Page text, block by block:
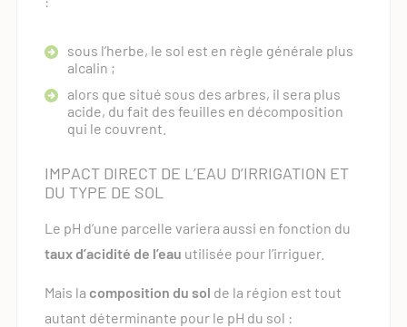
sous l’herbe, le sol est en règle générale plus
alcalin ;
alors que situé sous des arbres, il sera plus
acide, du fait des feuilles en décomposition
qui le couvrent.
IMPACT DIRECT DE L’EAU D’IRRIGATION ET
DU TYPE DE SOL
Le pH d’une parcelle variera aussi en fonction du
taux d’acidité de l’eau utilisée pour l’irriguer.
Mais la composition du sol de la région est tout
autant déterminante pour le pH du sol :